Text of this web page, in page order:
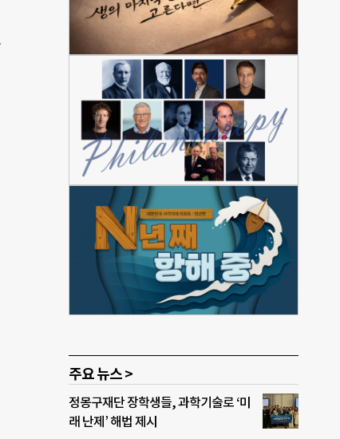
주요 뉴스 >
정몽구재단 장학생들, 과학기술로 ‘미
래 난제’ 해법 제시